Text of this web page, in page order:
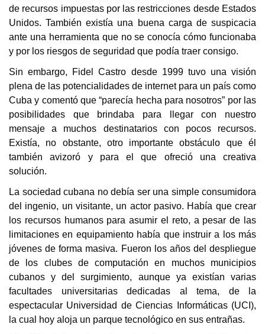
de recursos impuestas por las restricciones desde Estados
Unidos. También existía una buena carga de suspicacia
ante una herramienta que no se conocía cómo funcionaba
y por los riesgos de seguridad que podía traer consigo.
Sin embargo, Fidel Castro desde 1999 tuvo una visión
plena de las potencialidades de internet para un país como
Cuba y comentó que “parecía hecha para nosotros” por las
posibilidades que brindaba para llegar con nuestro
mensaje a muchos destinatarios con pocos recursos.
Existía, no obstante, otro importante obstáculo que él
también avizoró y para el que ofreció una creativa
solución.
La sociedad cubana no debía ser una simple consumidora
del ingenio, un visitante, un actor pasivo. Había que crear
los recursos humanos para asumir el reto, a pesar de las
limitaciones en equipamiento había que instruir a los más
jóvenes de forma masiva. Fueron los años del despliegue
de los clubes de computación en muchos municipios
cubanos y del surgimiento, aunque ya existían varias
facultades universitarias dedicadas al tema, de la
espectacular Universidad de Ciencias Informáticas (UCI),
la cual hoy aloja un parque tecnológico en sus entrañas.